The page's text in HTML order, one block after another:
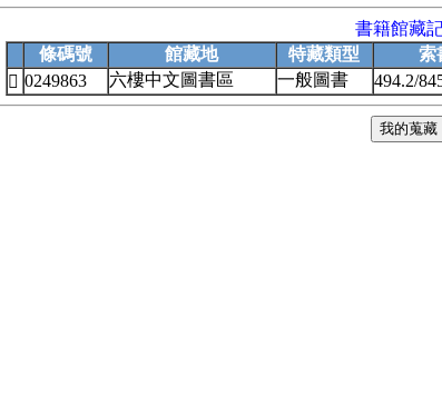
書籍館藏
條碼號
館藏地 特藏類型 索
 0249863 六樓中文圖書區 一般圖書 494.2/